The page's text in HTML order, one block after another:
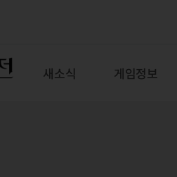
새소식 게임정보